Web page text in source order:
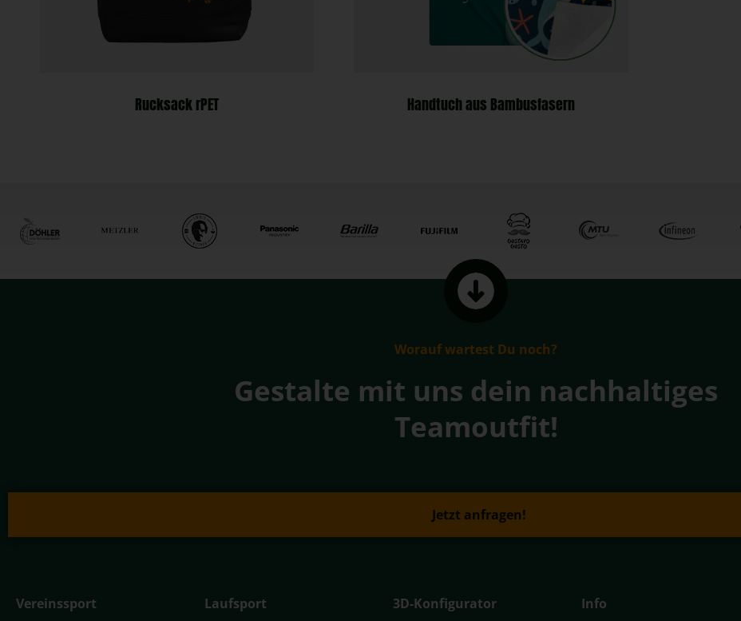
Rucksack rPET Handtuch aus Bambusfasern
Worauf wartest Du noch?
Gestalte mit uns dein nachhaltiges
Teamoutfit!
Jetzt anfragen!
Vereinssport Laufsport 3D-Konfigurator Info